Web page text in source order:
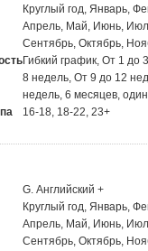
Круглый год, Январь,
Апрель, Май, Июнь,
Сентябрь, Октябрь,
Гибкий график, От 1 до
8 недель, От 9 до 12
недель, 6 месяцев,
16-18, 18-22, 23+
G. Английский +
Круглый год, Январь,
Апрель, Май, Июнь,
Сентябрь, Октябрь,